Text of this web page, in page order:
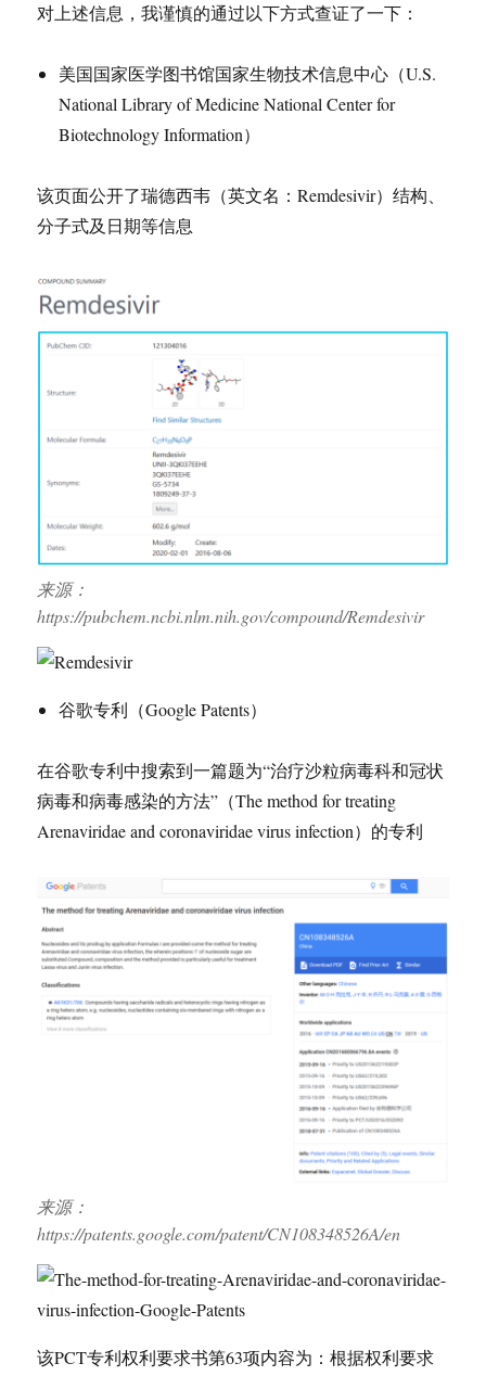
对上述信息，我谨慎的通过以下方式查证了一下：
美国国家医学图书馆国家生物技术信息中心（U.S.
National Library of Medicine National Center for
Biotechnology Information）
该页面公开了瑞德西韦（英文名：Remdesivir）结构、
分子式及日期等信息
来源：
https://pubchem.ncbi.nlm.nih.gov/compound/Remdesivir
谷歌专利（Google Patents）
在谷歌专利中搜索到一篇题为“治疗沙粒病毒科和冠状
病毒和病毒感染的方法”（The method for treating
Arenaviridae and coronaviridae virus infection）的专利
来源：
https://patents.google.com/patent/CN108348526A/en
该PCT专利权利要求书第63项内容为：根据权利要求